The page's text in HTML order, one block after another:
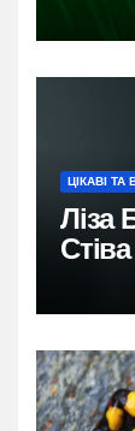
ЦІКАВІ ТА
Ліза